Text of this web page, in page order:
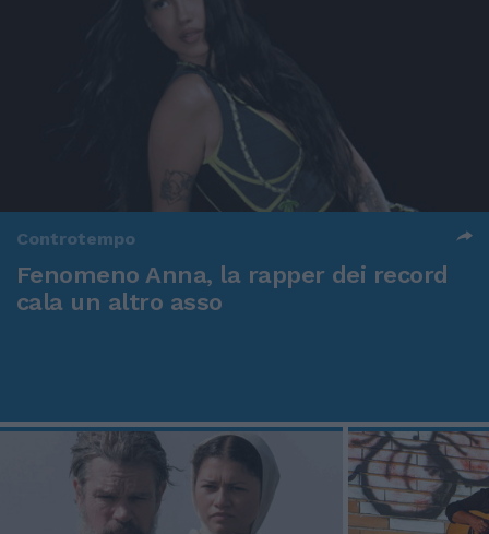
Controtempo
Fenomeno Anna, la rapper dei record
cala un altro asso